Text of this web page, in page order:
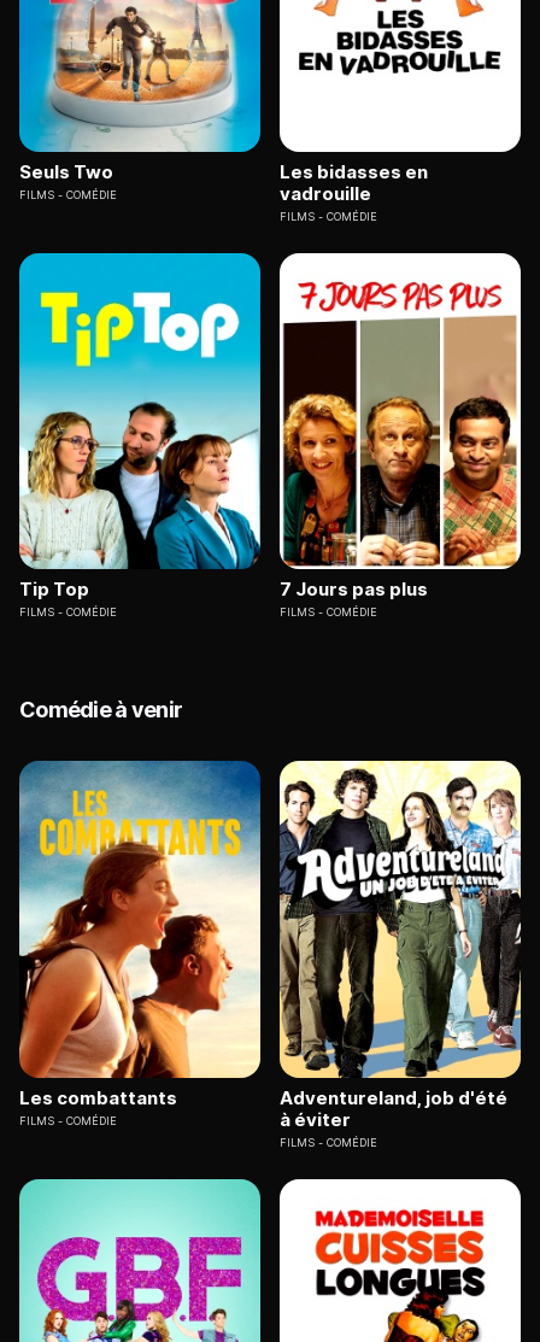
Seuls Two
FILMS COMÉDIE
Les bidasses en
vadrouille
FILMS COMÉDIE
Tip Top
FILMS COMÉDIE
7 Jours pas plus
FILMS COMÉDIE
Comédie à venir
Les combattants
FILMS COMÉDIE
Adventureland, job d'été
à éviter
FILMS COMÉDIE